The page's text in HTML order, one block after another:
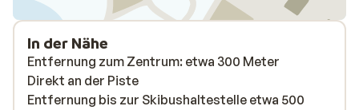
In der Nähe
Entfernung zum Zentrum: etwa 300 Meter
Direkt an der Piste
Entfernung bis zur Skibushaltestelle etwa 500